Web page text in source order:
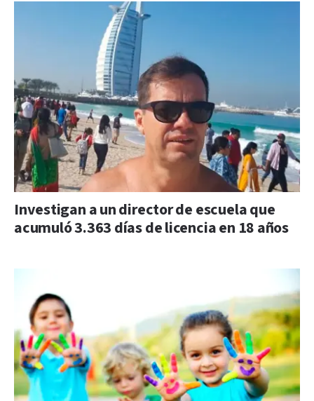
Investigan a un director de escuela que
acumuló 3.363 días de licencia en 18 años